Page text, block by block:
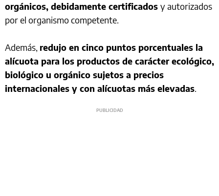
orgánicos, debidamente certificados y autorizados
por el organismo competente.
Además, redujo en cinco puntos porcentuales la
alícuota para los productos de carácter ecológico,
biológico u orgánico sujetos a precios
internacionales y con alícuotas más elevadas.